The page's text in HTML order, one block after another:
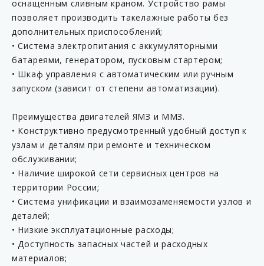
оснащенным сливным краном. Устройство рамы
позволяет производить такелажные работы без
дополнительных приспособлений;
• Система электропитания с аккумуляторными
батареями, генератором, пусковым стартером;
• Шкаф управления с автоматическим или ручным
запуском (зависит от степени автоматизации).
Преимущества двигателей ЯМЗ и ММЗ.
• Конструктивно предусмотренный удобный доступ к
узлам и деталям при ремонте и техническом
обслуживании;
• Наличие широкой сети сервисных центров на
территории России;
• Система унификации и взаимозаменяемости узлов и
деталей;
• Низкие эксплуатационные расходы;
• Доступность запасных частей и расходных
материалов;